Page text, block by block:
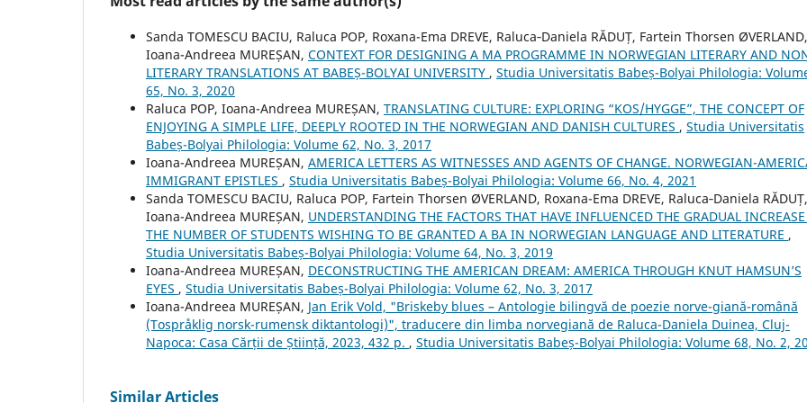
Sanda TOMESCU BACIU, Raluca POP, Roxana-Ema DREVE, Raluca‐Daniela RĂDUȚ, Fartein Thorsen ØVERLAND,
Ioana-Andreea MUREȘAN, CONTEXT FOR DESIGNING A MA PROGRAMME IN NORWEGIAN LITERARY AND
LITERARY TRANSLATIONS AT BABEȘ-BOLYAI UNIVERSITY , Studia Universitatis Babeș-Bolyai Philologia:
65, No. 3, 2020
Raluca POP, Ioana-Andreea MUREȘAN, TRANSLATING CULTURE: EXPLORING “KOS/HYGGE”, THE CONCEPT OF
ENJOYING A SIMPLE LIFE, DEEPLY ROOTED IN THE NORWEGIAN AND DANISH CULTURES , Studia Universitatis
Babeș-Bolyai Philologia: Volume 62, No. 3, 2017
Ioana-Andreea MUREȘAN, AMERICA LETTERS AS WITNESSES AND AGENTS OF CHANGE. NORWEGIAN-
IMMIGRANT EPISTLES , Studia Universitatis Babeș-Bolyai Philologia: Volume 66, No. 4, 2021
Sanda TOMESCU BACIU, Raluca POP, Fartein Thorsen ØVERLAND, Roxana-Ema DREVE, Raluca‐Daniela RĂDUȚ,
Ioana-Andreea MUREȘAN, UNDERSTANDING THE FACTORS THAT HAVE INFLUENCED THE GRADUAL
THE NUMBER OF STUDENTS WISHING TO BE GRANTED A BA IN NORWEGIAN LANGUAGE AND LITERATURE ,
Studia Universitatis Babeș-Bolyai Philologia: Volume 64, No. 3, 2019
Ioana-Andreea MUREȘAN, DECONSTRUCTING THE AMERICAN DREAM: AMERICA THROUGH KNUT HAMSUN’S
EYES , Studia Universitatis Babeș-Bolyai Philologia: Volume 62, No. 3, 2017
Ioana-Andreea MUREȘAN, Jan Erik Vold, "Briskeby blues – Antologie bilingvă de poezie norve-giană-română
(Tospråklig norsk-rumensk diktantologi)", traducere din limba norvegiană de Raluca-Daniela Duinea, Cluj-
Napoca: Casa Cărții de Știință, 2023, 432 p. , Studia Universitatis Babeș-Bolyai Philologia: Volume 68, No. 2,
Similar Articles